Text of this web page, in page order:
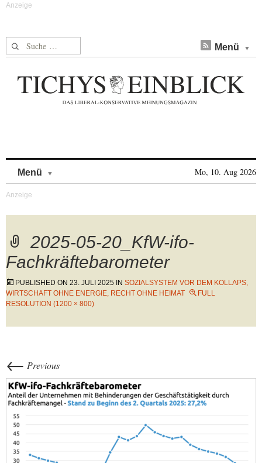
Suche nach: Menü
Menü Mo, 10. Aug 2026
2025-05-20_KfW-ifo-
Fachkräftebarometer
PUBLISHED ON 23. JULI 2025 IN SOZIALSYSTEM VOR DEM KOLLAPS,
WIRTSCHAFT OHNE ENERGIE, RECHT OHNE HEIMAT
FULL
RESOLUTION (1200 × 800)
← Previous